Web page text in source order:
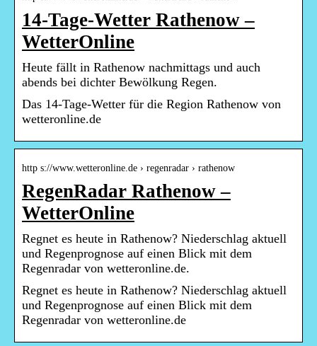
14-Tage-Wetter Rathenow –
WetterOnline
Heute fällt in Rathenow nachmittags und auch
abends bei dichter Bewölkung Regen.
Das 14-Tage-Wetter für die Region Rathenow von
wetteronline.de
http s://www.wetteronline.de › regenradar › rathenow
RegenRadar Rathenow –
WetterOnline
Regnet es heute in Rathenow? Niederschlag aktuell
und Regenprognose auf einen Blick mit dem
Regenradar von wetteronline.de.
Regnet es heute in Rathenow? Niederschlag aktuell
und Regenprognose auf einen Blick mit dem
Regenradar von wetteronline.de